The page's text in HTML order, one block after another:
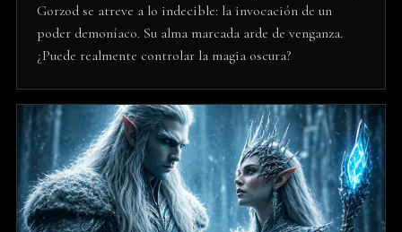
Gorzod se atreve a lo indecible: la invocación de un
poder demoníaco. Su alma marcada arde de venganza.
¿Puede realmente controlar la magia oscura?